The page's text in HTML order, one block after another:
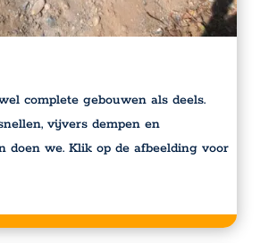
complete gebouwen als deels.
vijvers dempen en
doen we. Klik op de afbeelding voor